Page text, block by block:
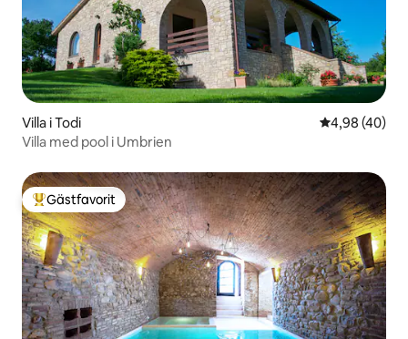
Villa i Todi 4,98 av 5 i
4,98 (40)
Villa med pool i Umbrien
Populär gästfavorit
Gästfavorit